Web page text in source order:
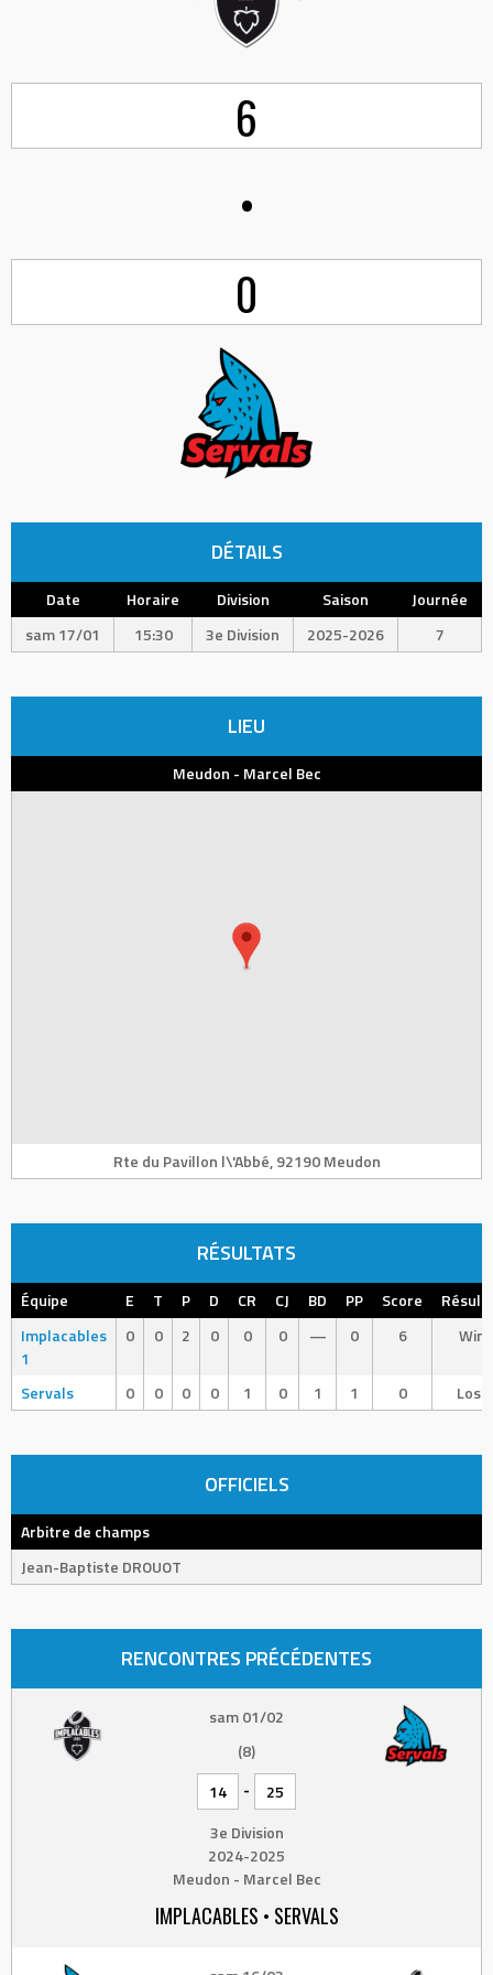
6
•
0
DÉTAILS
Date Horaire Division Saison
Journée
sam 17/01
15:30 3e Division 2025-2026 7
LIEU
Meudon - Marcel Bec
Rte du Pavillon l\'Abbé, 92190 Meudon
RÉSULTATS
Équipe E T P D CR CJ BD PP Score
Implacables
1
0 0 2 0 0 0 — 0 6 Win
Servals 0 0 0 0 1 0 1 1 0 Loss
OFFICIELS
Arbitre de champs
Jean-Baptiste DROUOT
RENCONTRES PRÉCÉDENTES
sam 01/02
(8)
14
-
25
3e Division
2024-2025
Meudon - Marcel Bec
IMPLACABLES • SERVALS